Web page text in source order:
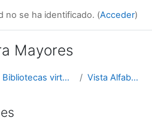
no se ha identificado. (Acceder)
Mayores
Bibliotecas virtuales Vista Alfabética